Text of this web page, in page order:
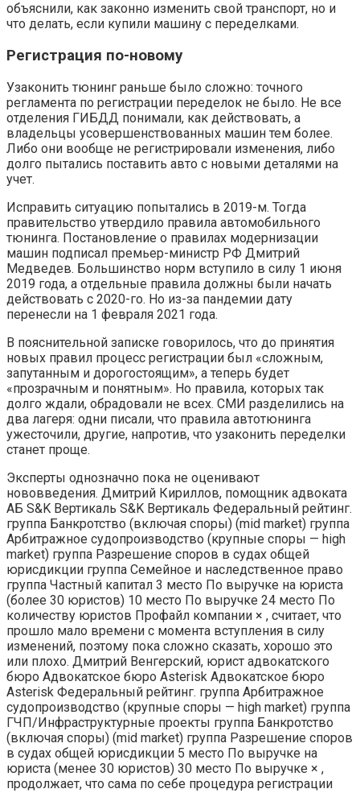
объяснили, как законно изменить свой транспорт, но и
что делать, если купили машину с переделками.
Регистрация по-новому
Узаконить тюнинг раньше было сложно: точного
регламента по регистрации переделок не было. Не все
отделения ГИБДД понимали, как действовать, а
владельцы усовершенствованных машин тем более.
Либо они вообще не регистрировали изменения, либо
долго пытались поставить авто с новыми деталями на
учет.
Исправить ситуацию попытались в 2019-м. Тогда
правительство утвердило правила автомобильного
тюнинга. Постановление о правилах модернизации
машин подписал премьер-министр РФ Дмитрий
Медведев. Большинство норм вступило в силу 1 июня
2019 года, а отдельные правила должны были начать
действовать с 2020-го. Но из-за пандемии дату
перенесли на 1 февраля 2021 года.
В пояснительной записке говорилось, что до принятия
новых правил процесс регистрации был «сложным,
запутанным и дорогостоящим», а теперь будет
«прозрачным и понятным». Но правила, которых так
долго ждали, обрадовали не всех. СМИ разделились на
два лагеря: одни писали, что правила автотюнинга
ужесточили, другие, напротив, что узаконить переделки
станет проще.
Эксперты однозначно пока не оценивают
нововведения. Дмитрий Кириллов, помощник адвоката
АБ S&K Вертикаль S&K Вертикаль Федеральный рейтинг.
группа Банкротство (включая споры) (mid market) группа
Арбитражное судопроизводство (крупные споры — high
market) группа Разрешение споров в судах общей
юрисдикции группа Семейное и наследственное право
группа Частный капитал 3 место По выручке на юриста
(более 30 юристов) 10 место По выручке 24 место По
количеству юристов Профайл компании × , считает, что
прошло мало времени с момента вступления в силу
изменений, поэтому пока сложно сказать, хорошо это
или плохо. Дмитрий Венгерский, юрист адвокатского
бюро Адвокатское бюро Asterisk Адвокатское бюро
Asterisk Федеральный рейтинг. группа Арбитражное
судопроизводство (крупные споры — high market) группа
ГЧП/Инфраструктурные проекты группа Банкротство
(включая споры) (mid market) группа Разрешение споров
в судах общей юрисдикции 5 место По выручке на
юриста (менее 30 юристов) 30 место По выручке × ,
продолжает, что сама по себе процедура регистрации